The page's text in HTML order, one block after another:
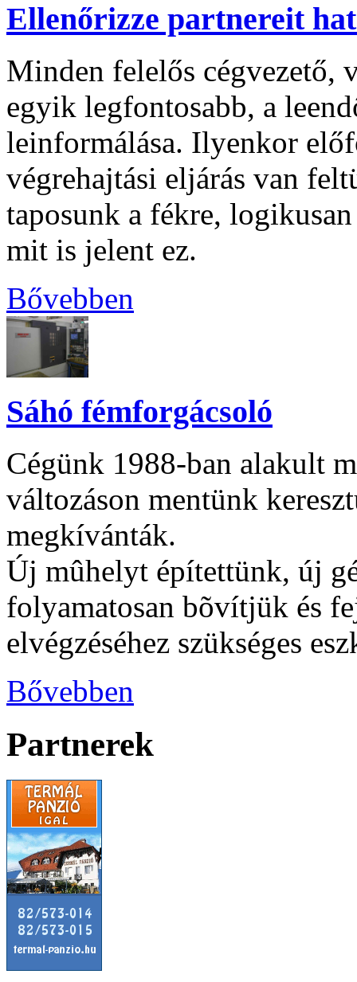
Ellenőrizze partnereit
Minden felelős cégvezető,
egyik legfontosabb, a
leinformálása. Ilyenkor
végrehajtási eljárás van
taposunk a fékre,
mit is jelent ez.
Bővebben
Sáhó fémforgácsoló
Cégünk 1988-ban alakult
változáson mentünk
megkívánták.
Új mûhelyt építettünk, új
folyamatosan bõvítjük és
elvégzéséhez szükséges
Bővebben
Partnerek